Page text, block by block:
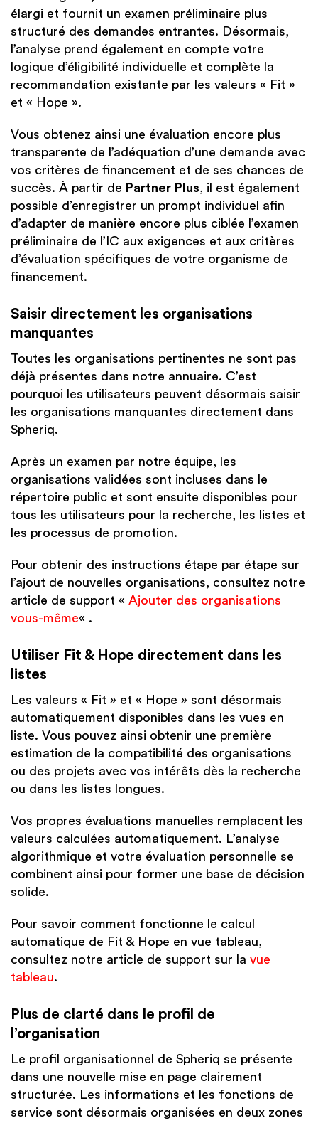
élargi et fournit un examen préliminaire plus
structuré des demandes entrantes. Désormais,
l’analyse prend également en compte votre
logique d’éligibilité individuelle et complète la
recommandation existante par les valeurs « Fit »
et « Hope ».
Vous obtenez ainsi une évaluation encore plus
transparente de l’adéquation d’une demande avec
vos critères de financement et de ses chances de
succès. À partir de Partner Plus, il est également
possible d’enregistrer un prompt individuel afin
d’adapter de manière encore plus ciblée l’examen
préliminaire de l’IC aux exigences et aux critères
d’évaluation spécifiques de votre organisme de
financement.
Saisir directement les organisations
manquantes
Toutes les organisations pertinentes ne sont pas
déjà présentes dans notre annuaire. C’est
pourquoi les utilisateurs peuvent désormais saisir
les organisations manquantes directement dans
Spheriq.
Après un examen par notre équipe, les
organisations validées sont incluses dans le
répertoire public et sont ensuite disponibles pour
tous les utilisateurs pour la recherche, les listes et
les processus de promotion.
Pour obtenir des instructions étape par étape sur
l’ajout de nouvelles organisations, consultez notre
article de support « Ajouter des organisations
vous-même« .
Utiliser Fit & Hope directement dans les
listes
Les valeurs « Fit » et « Hope » sont désormais
automatiquement disponibles dans les vues en
liste. Vous pouvez ainsi obtenir une première
estimation de la compatibilité des organisations
ou des projets avec vos intérêts dès la recherche
ou dans les listes longues.
Vos propres évaluations manuelles remplacent les
valeurs calculées automatiquement. L’analyse
algorithmique et votre évaluation personnelle se
combinent ainsi pour former une base de décision
solide.
Pour savoir comment fonctionne le calcul
automatique de Fit & Hope en vue tableau,
consultez notre article de support sur la vue
tableau.
Plus de clarté dans le profil de
l’organisation
Le profil organisationnel de Spheriq se présente
dans une nouvelle mise en page clairement
structurée. Les informations et les fonctions de
service sont désormais organisées en deux zones